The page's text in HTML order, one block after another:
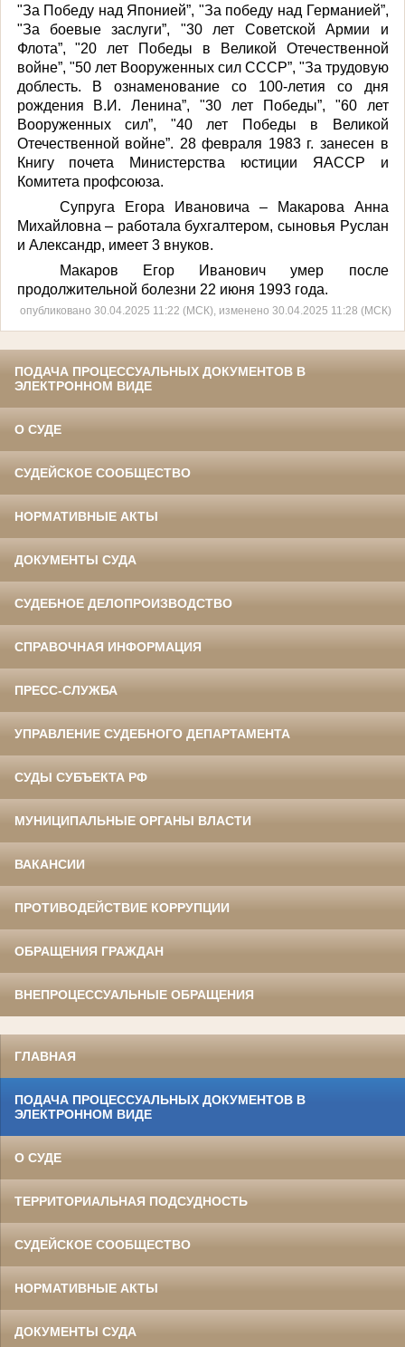
"За Победу над Японией”, "За победу над Германией”,
"За боевые заслуги”, "30 лет Советской Армии и
Флота”, "20 лет Победы в Великой Отечественной
войне”, "50 лет Вооруженных сил СССР”, "За трудовую
доблесть. В ознаменование со 100-летия со дня
рождения В.И. Ленина”, "30 лет Победы”, "60 лет
Вооруженных сил”, "40 лет Победы в Великой
Отечественной войне”. 28 февраля 1983 г. занесен в
Книгу почета Министерства юстиции ЯАССР и
Комитета профсоюза.
Супруга Егора Ивановича –
Макарова Анна
Михайловна – работала бухгалтером, сыновья Руслан
и Александр, имеет 3внуков.
Макаров Егор Иванович умер после
продолжительной болезни 22 июня 1993 года.
опубликовано 30.04.2025 11:22 (МСК), изменено 30.04.2025 11:28 (МСК)
ПОДАЧА ПРОЦЕССУАЛЬНЫХ ДОКУМЕНТОВ В
ЭЛЕКТРОННОМ ВИДЕ
О СУДЕ
СУДЕЙСКОЕ СООБЩЕСТВО
НОРМАТИВНЫЕ АКТЫ
ДОКУМЕНТЫ СУДА
СУДЕБНОЕ ДЕЛОПРОИЗВОДСТВО
СПРАВОЧНАЯ ИНФОРМАЦИЯ
ПРЕСС-СЛУЖБА
УПРАВЛЕНИЕ СУДЕБНОГО ДЕПАРТАМЕНТА
СУДЫ СУБЪЕКТА РФ
МУНИЦИПАЛЬНЫЕ ОРГАНЫ ВЛАСТИ
ВАКАНСИИ
ПРОТИВОДЕЙСТВИЕ КОРРУПЦИИ
ОБРАЩЕНИЯ ГРАЖДАН
ВНЕПРОЦЕССУАЛЬНЫЕ ОБРАЩЕНИЯ
ГЛАВНАЯ
ПОДАЧА ПРОЦЕССУАЛЬНЫХ ДОКУМЕНТОВ В
ЭЛЕКТРОННОМ ВИДЕ
О СУДЕ
ТЕРРИТОРИАЛЬНАЯ ПОДСУДНОСТЬ
СУДЕЙСКОЕ СООБЩЕСТВО
НОРМАТИВНЫЕ АКТЫ
ДОКУМЕНТЫ СУДА